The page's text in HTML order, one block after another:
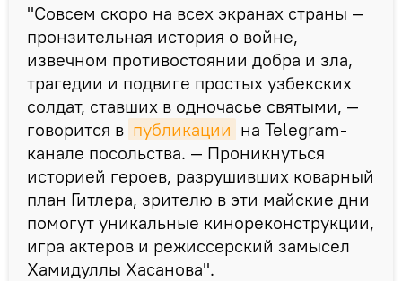
"Совсем скоро на всех экранах страны —
пронзительная история о войне,
извечном противостоянии добра и зла,
трагедии и подвиге простых узбекских
солдат, ставших в одночасье святыми, —
говорится в публикации на Telegram-
канале посольства. — Проникнуться
историей героев, разрушивших коварный
план Гитлера, зрителю в эти майские дни
помогут уникальные кинореконструкции,
игра актеров и режиссерский замысел
Хамидуллы Хасанова".